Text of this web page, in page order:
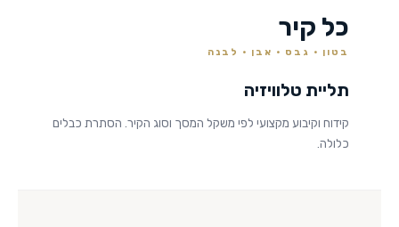
כל קיר
בטון · גבס · אבן · לבנה
תליית טלוויזיה
קידוח וקיבוע מקצועי לפי משקל המסך וסוג הקיר. הסתרת כבלים
כלולה.